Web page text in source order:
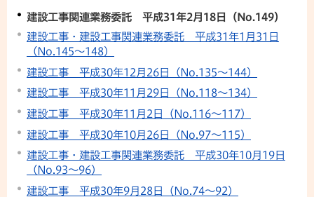
建設工事関連業務委託 平成31年2月18日（No.149）
建設工事・建設工事関連業務委託 平成31年1月31日
（No.145～148）
建設工事 平成30年12月26日（No.135～144）
建設工事 平成30年11月29日（No.118～134）
建設工事 平成30年11月2日（No.116～117）
建設工事 平成30年10月26日（No.97～115）
建設工事・建設工事関連業務委託 平成30年10月19日
（No.93～96）
建設工事 平成30年9月28日（No.74～92）